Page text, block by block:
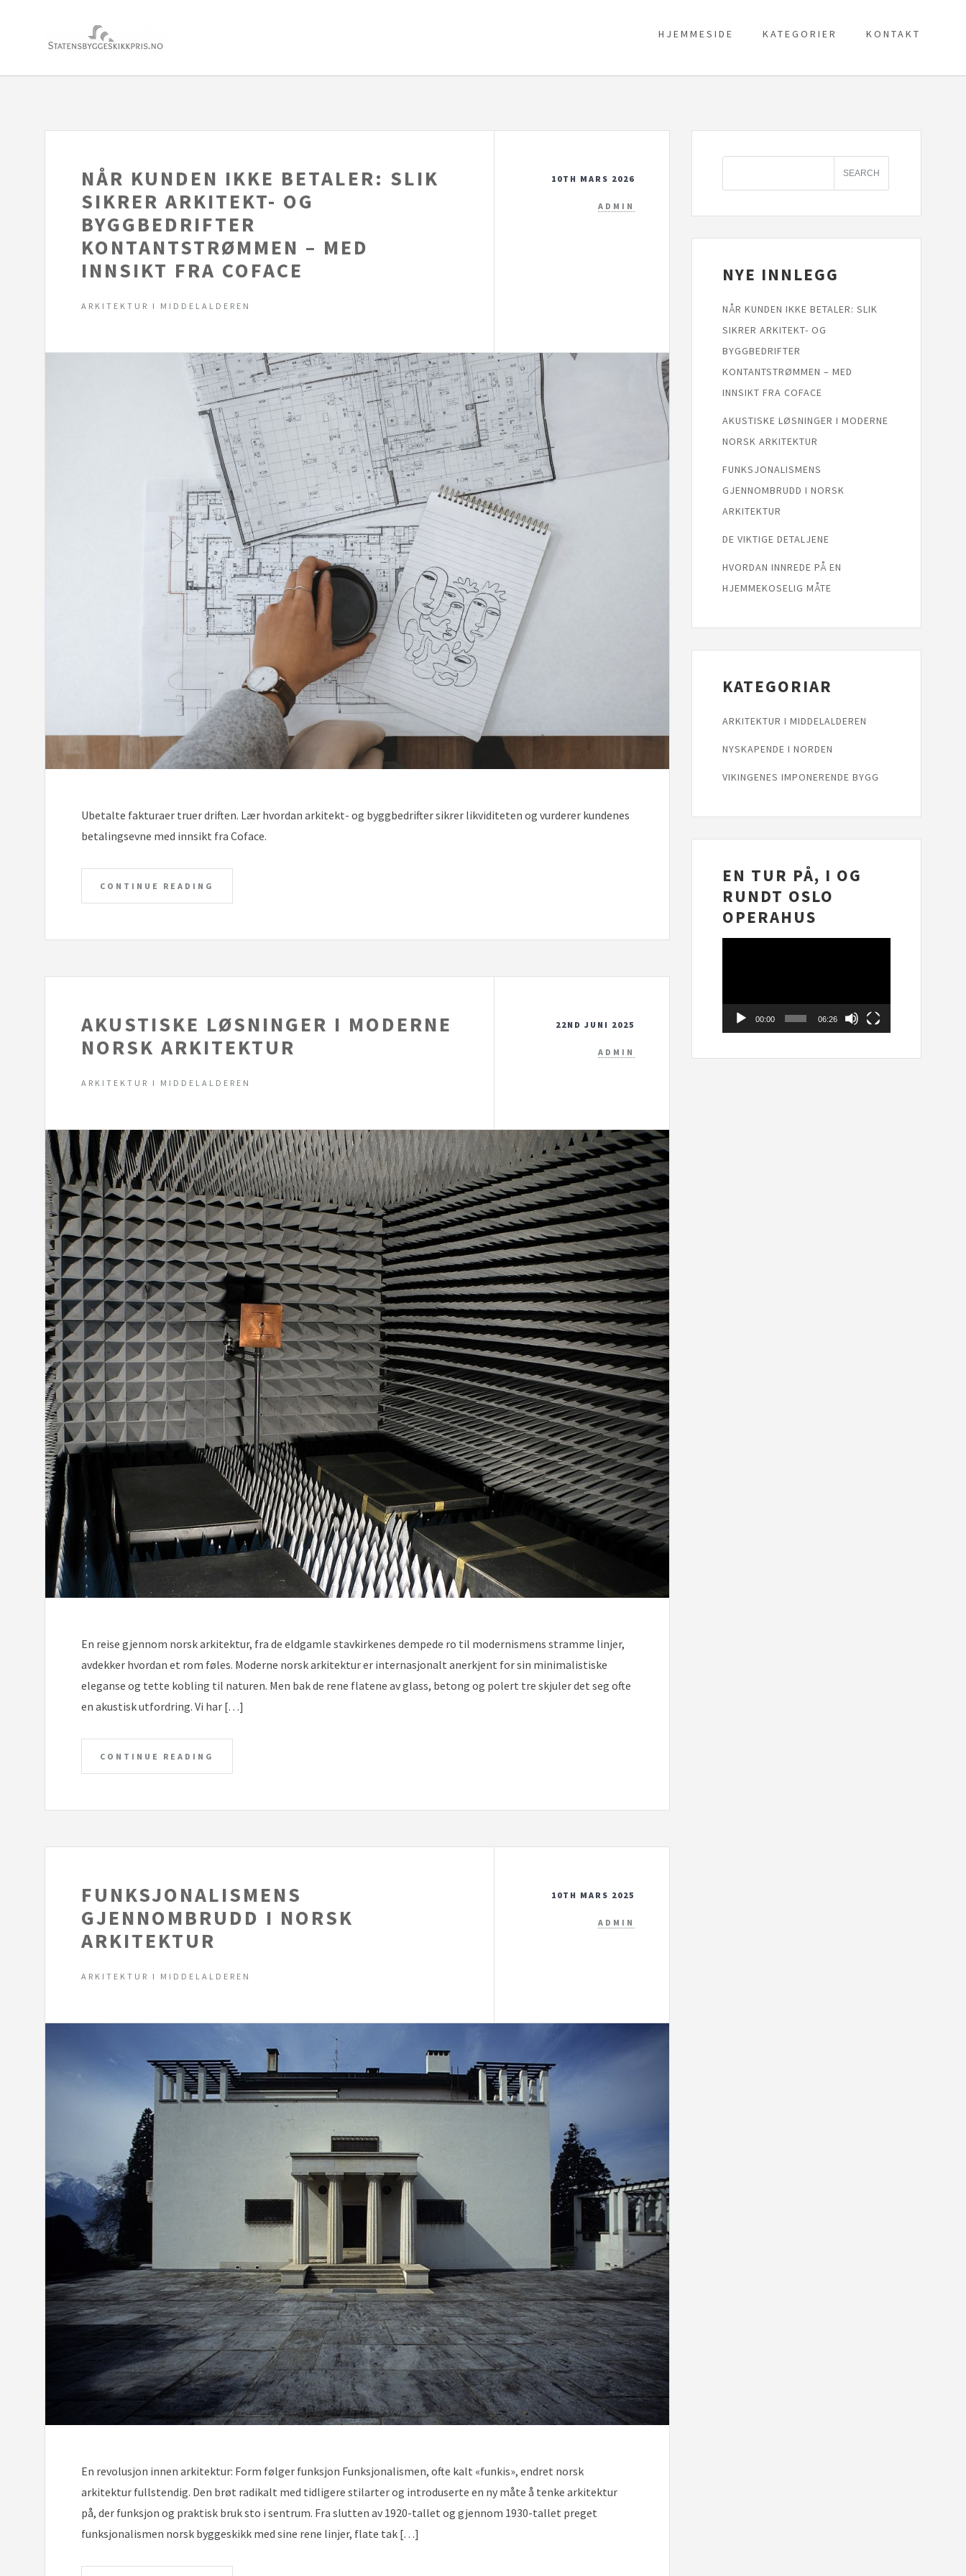
HJEMMESIDE KATEGORIER KONTAKT
NÅR KUNDEN IKKE BETALER: SLIK
SIKRER ARKITEKT- OG
BYGGBEDRIFTER
KONTANTSTRØMMEN – MED
INNSIKT FRA COFACE
ARKITEKTUR I MIDDELALDEREN
10TH MARS 2026
ADMIN
Ubetalte fakturaer truer driften. Lær hvordan arkitekt- og byggbedrifter sikrer likviditeten og vurderer kundenes
betalingsevne med innsikt fra Coface.
CONTINUE READING
AKUSTISKE LØSNINGER I MODERNE
NORSK ARKITEKTUR
ARKITEKTUR I MIDDELALDEREN
22ND JUNI 2025
ADMIN
En reise gjennom norsk arkitektur, fra de eldgamle stavkirkenes dempede ro til modernismens stramme linjer,
avdekker hvordan et rom føles. Moderne norsk arkitektur er internasjonalt anerkjent for sin minimalistiske
eleganse og tette kobling til naturen. Men bak de rene flatene av glass, betong og polert tre skjuler det seg ofte
en akustisk utfordring. Vi har […]
CONTINUE READING
FUNKSJONALISMENS
GJENNOMBRUDD I NORSK
ARKITEKTUR
ARKITEKTUR I MIDDELALDEREN
10TH MARS 2025
ADMIN
En revolusjon innen arkitektur: Form følger funksjon Funksjonalismen, ofte kalt «funkis», endret norsk
arkitektur fullstendig. Den brøt radikalt med tidligere stilarter og introduserte en ny måte å tenke arkitektur
på, der funksjon og praktisk bruk sto i sentrum. Fra slutten av 1920-tallet og gjennom 1930-tallet preget
funksjonalismen norsk byggeskikk med sine rene linjer, flate tak […]
NYE INNLEGG
NÅR KUNDEN IKKE BETALER: SLIK
SIKRER ARKITEKT- OG
BYGGBEDRIFTER
KONTANTSTRØMMEN – MED
INNSIKT FRA COFACE
AKUSTISKE LØSNINGER I MODERNE
NORSK ARKITEKTUR
FUNKSJONALISMENS
GJENNOMBRUDD I NORSK
ARKITEKTUR
DE VIKTIGE DETALJENE
HVORDAN INNREDE PÅ EN
HJEMMEKOSELIG MÅTE
KATEGORIAR
ARKITEKTUR I MIDDELALDEREN
NYSKAPENDE I NORDEN
VIKINGENES IMPONERENDE BYGG
EN TUR PÅ, I OG
RUNDT OSLO
OPERAHUS
00:00 06:26